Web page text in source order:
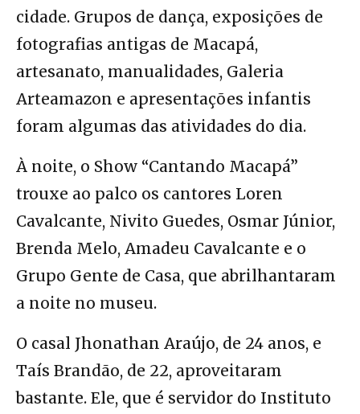
cidade. Grupos de dança, exposições de
fotografias antigas de Macapá,
artesanato, manualidades, Galeria
Arteamazon e apresentações infantis
foram algumas das atividades do dia.
À noite, o Show “Cantando Macapá”
trouxe ao palco os cantores Loren
Cavalcante, Nivito Guedes, Osmar Júnior,
Brenda Melo, Amadeu Cavalcante e o
Grupo Gente de Casa, que abrilhantaram
a noite no museu.
O casal Jhonathan Araújo, de 24 anos, e
Taís Brandão, de 22, aproveitaram
bastante. Ele, que é servidor do Instituto